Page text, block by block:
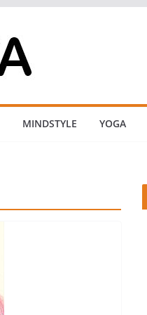
MINDSTYLE YOGA